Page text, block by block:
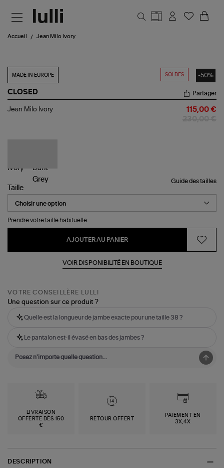
Accueil Jean Milo Ivory
SOLDES -50%
MADE IN EUROPE
CLOSED
Jean
Partager
Jean Milo Ivory 115,00 €
Guide des tailles
Taille
Prendre votre taille habituelle.
AJOUTER AU PANIER
VOIR DISPONIBILITÉ EN BOUTIQUE
VOTRE CONSEILLÈRE LULLI
Une question sur ce produit ?
Quelle est la longueur de jambe exacte pour une taille 38 ?
Le pantalon est-il évasé en bas des jambes ?
LIVRAISON
OFFERTE DÈS 150
€
RETOUR OFFERT
PAIEMENT EN
3X,4X
DESCRIPTION